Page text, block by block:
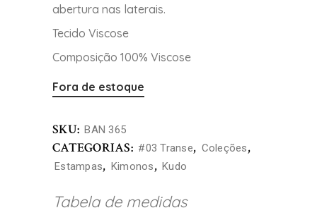
abertura nas laterais.
Tecido Viscose
Composição 100% Viscose
Fora de estoque
SKU: BAN 365
CATEGORIAS: #03 Transe, Coleções,
Estampas, Kimonos, Kudo
Tabela de medidas